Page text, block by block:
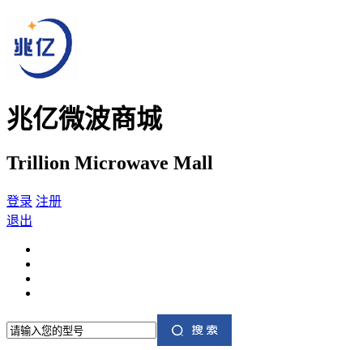
兆亿微波商城
Trillion Microwave Mall
登录 注册
退出